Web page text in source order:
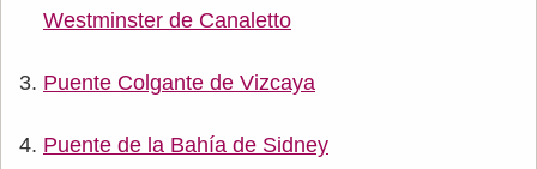
Westminster de Canaletto
Puente Colgante de Vizcaya
Puente de la Bahía de Sidney